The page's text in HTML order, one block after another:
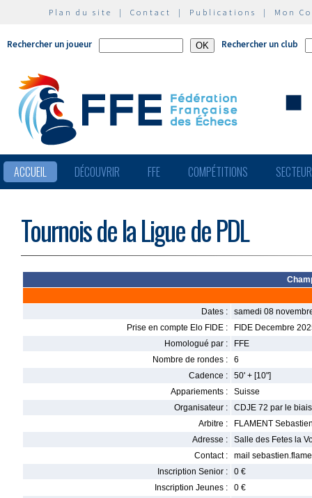
Plan du site | Contact | Publications | Mon
Rechercher un joueur Rechercher un club
ACCUEIL DÉCOUVRIR FFE COMPÉTITIONS
Tournois de la Ligue de PDL
Dates :
samedi 08
Prise en compte Elo FIDE :
FIDE Decembre
Homologué par :
FFE
Nombre de rondes :
6
Cadence :
50' + [10"]
Appariements :
Suisse
Organisateur :
CDJE 72 par le
Arbitre :
FLAMENT
Adresse :
Salle des Fetes la
Contact :
mail
Inscription Senior :
0 €
Inscription Jeunes :
0 €